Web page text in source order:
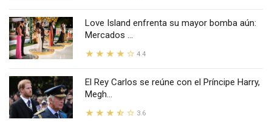
Love Island enfrenta su mayor bomba aún:
Mercados ...
4.4
El Rey Carlos se reúne con el Príncipe Harry,
Megh...
3.6